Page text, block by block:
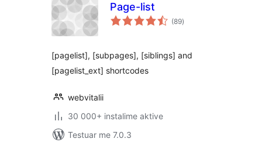
Page-list
(89vlerësime
gjithsej
)
[pagelist], [subpages], [siblings] and
[pagelist_ext] shortcodes
webvitalii
30 000+ instalime aktive
Testuar me 7.0.3